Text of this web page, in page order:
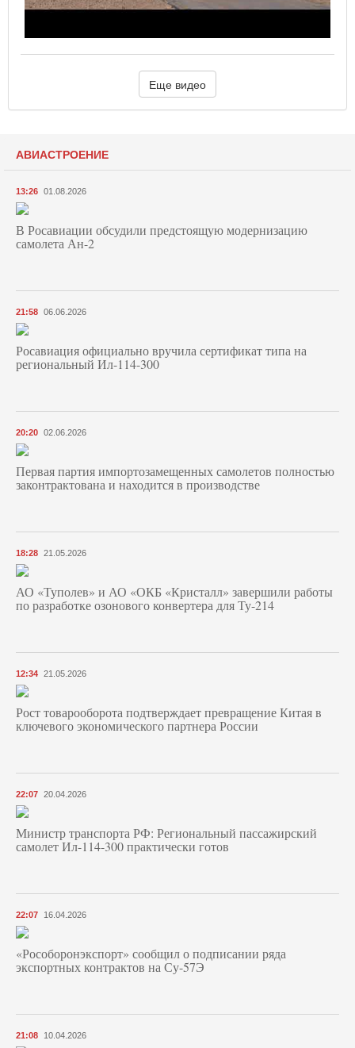
Еще видео
АВИАСТРОЕНИЕ
13:26 01.08.2026
В Росавиации обсудили предстоящую модернизацию
самолета Ан-2
21:58 06.06.2026
Росавиация официально вручила сертификат типа на
региональный Ил-114-300
20:20 02.06.2026
Первая партия импортозамещенных самолетов полностью
законтрактована и находится в производстве
18:28 21.05.2026
АО «Туполев» и АО «ОКБ «Кристалл» завершили работы
по разработке озонового конвертера для Ту-214
12:34 21.05.2026
Рост товарооборота подтверждает превращение Китая в
ключевого экономического партнера России
22:07 20.04.2026
Министр транспорта РФ: Региональный пассажирский
самолет Ил-114-300 практически готов
22:07 16.04.2026
«Рособоронэкспорт» сообщил о подписании ряда
экспортных контрактов на Су-57Э
21:08 10.04.2026